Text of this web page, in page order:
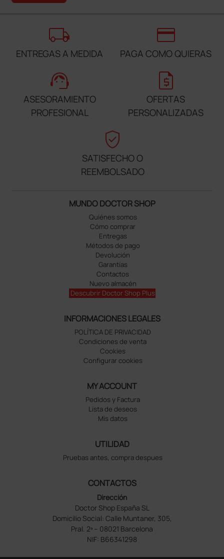
local_shipping
ENTREGAS A MEDIDA
credit_card
PAGA COMO QUIERAS
support_agent
ASESORAMIENTO
PROFESIONAL
request_quote
OFERTAS
PERSONALIZADAS
verified_user
SATISFECHO O
REEMBOLSADO
MUNDO DOCTOR SHOP
Quiénes somos
Cómo comprar
Entregas
Métodos de pago
Devolución
Garantías
Contactos
Nuevo almacén
Descubrir Doctor Shop Plus
INFORMACIONES LEGALES
POLÍTICA DE PRIVACIDAD
Condiciones de venta
Cookies
Configurar cookies
MY ACCOUNT
Pedidos y Factura
Lista de deseos
Mis datos
UTILIDAD
Pruebas antes, compra despues
CONTACTOS
Dirección
Doctor Shop España SL
Domicilio Social: Calle Muntaner, 305,
Pral. 2ª – 08021 Barcelona
NIF: B66341298